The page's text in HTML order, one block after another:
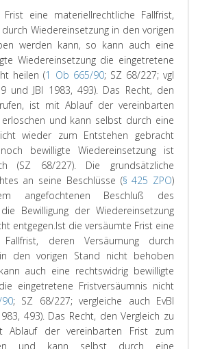
eine materiellrechtliche Fallfrist,
Wiedereinsetzung in den vorigen
werden kann, so kann auch eine
Wiedereinsetzung die eingetretene
heilen (1 Ob 665/90; SZ 68/227; vgl
und JBl 1983, 493). Das Recht, den
ist mit Ablauf der vereinbarten
und kann selbst durch eine
wieder zum Entstehen gebracht
bewilligte Wiedereinsetzung ist
(SZ 68/227). Die grundsätzliche
an seine Beschlüsse (§ 425 ZPO)
angefochtenen Beschluß des
Bewilligung der Wiedereinsetzung
entgegen.Ist die versäumte Frist eine
Fallfrist, deren Versäumung durch
den vorigen Stand nicht behoben
auch eine rechtswidrig bewilligte
eingetretene Fristversäumnis nicht
; SZ 68/227; vergleiche auch EvBl
493). Das Recht, den Vergleich zu
Ablauf der vereinbarten Frist zum
und kann selbst durch eine